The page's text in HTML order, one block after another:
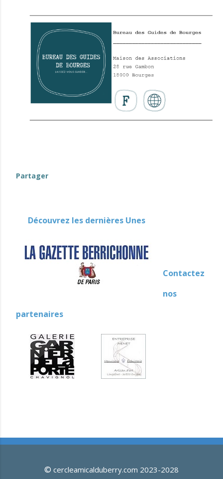
Partager
Découvrez les dernières Unes
Contactez
nos
partenaires
© cercleamicalduberry.com 2023-2028